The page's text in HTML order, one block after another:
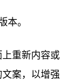
本。
重新内容或
案，以增强